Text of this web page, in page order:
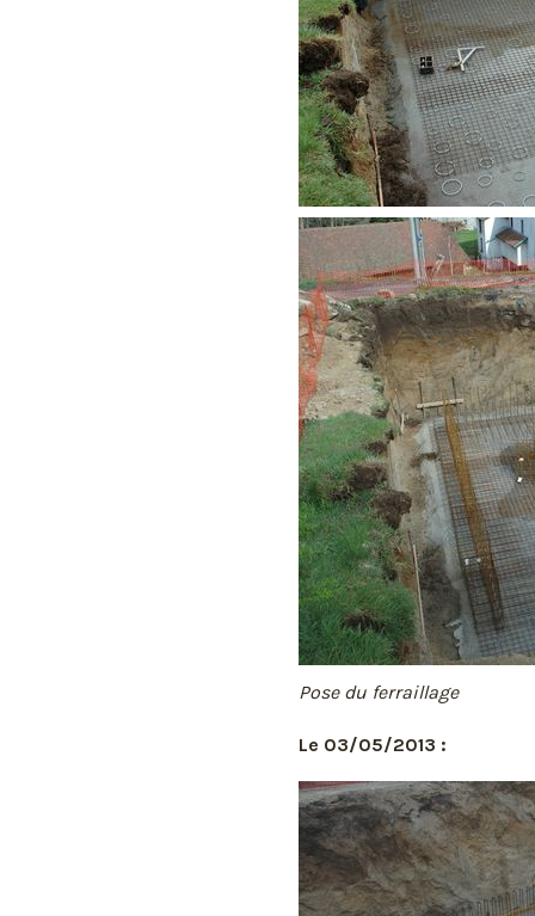
Pose du ferraillage
Le 03/05/2013 :